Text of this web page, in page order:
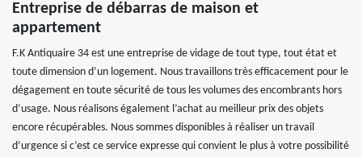
Entreprise de débarras de maison et
appartement
F.K Antiquaire 34 est une entreprise de vidage de tout type, tout état et
toute dimension d’un logement. Nous travaillons très efficacement pour le
dégagement en toute sécurité de tous les volumes des encombrants hors
d’usage. Nous réalisons également l’achat au meilleur prix des objets
encore récupérables. Nous sommes disponibles à réaliser un travail
d’urgence si c’est ce service expresse qui convient le plus à votre possibilité